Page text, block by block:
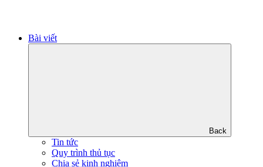
Bài viết
Back
Tin tức
Quy trình thủ tục
Chia sẻ kinh nghiệm